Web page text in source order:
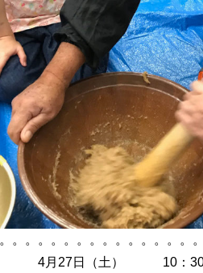
。。。。。。。。。。。。。。
4月27日（土） 10：30